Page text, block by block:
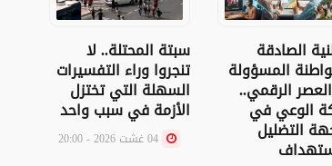
الصادقة
المسؤولة
الرقمي..
الوعي في
التضليل
سبتة المحتلة.. لا
تنجروا وراء التفسيرات
السهلة التي تختزل
الأزمة في سبب واحد